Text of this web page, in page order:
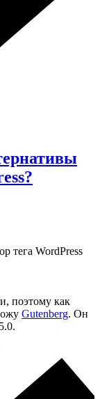
тега WordPress
поэтому как
Gutenberg. Он